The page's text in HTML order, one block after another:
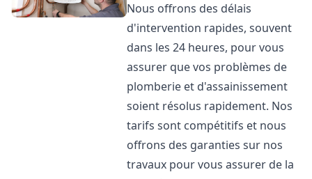
Nous offrons des délais
d'intervention rapides, souvent
dans les 24 heures, pour vous
assurer que vos problèmes de
plomberie et d'assainissement
soient résolus rapidement. Nos
tarifs sont compétitifs et nous
offrons des garanties sur nos
travaux pour vous assurer de la